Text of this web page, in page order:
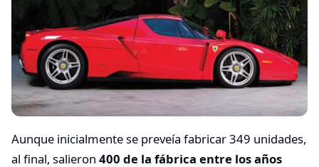
Aunque inicialmente se preveía fabricar 349 unidades,
al final, salieron 400 de la fábrica entre los años